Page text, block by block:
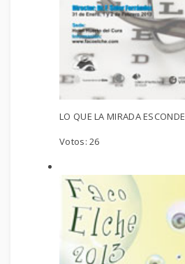
LO QUE LA MIRADA ESCONDE
Votos:26